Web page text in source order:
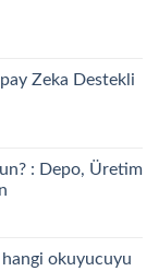
Zeka Destekli
: Depo, Üretim
okuyucuyu